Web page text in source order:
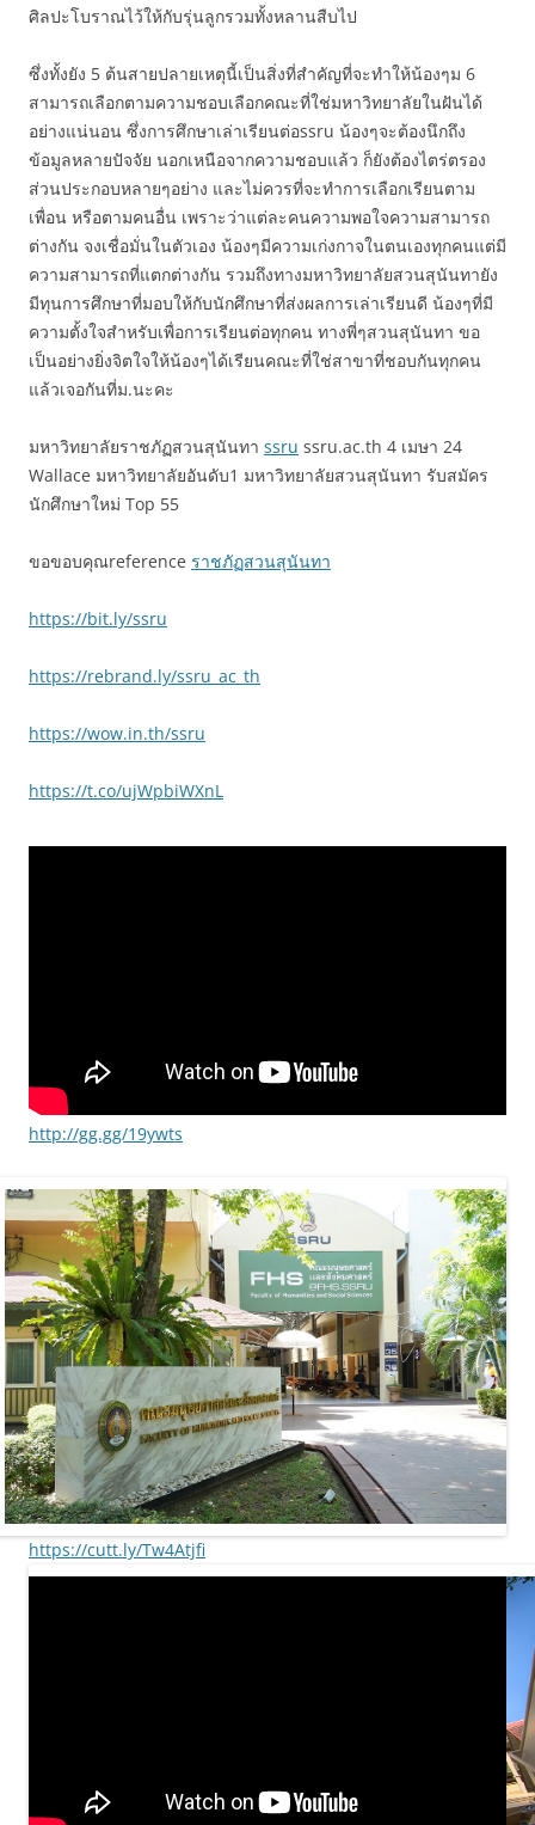
ศิลปะโบราณไว้ให้กับรุ่นลูกรวมทั้งหลานสืบไป
ซึ่งทั้งยัง 5 ต้นสายปลายเหตุนี้เป็นสิ่งที่สำคัญที่จะทำให้น้องๆม 6
สามารถเลือกตามความชอบเลือกคณะที่ใช่มหาวิทยาลัยในฝันได้
อย่างแน่นอน ซึ่งการศึกษาเล่าเรียนต่อssru น้องๆจะต้องนึกถึง
ข้อมูลหลายปัจจัย นอกเหนือจากความชอบแล้ว ก็ยังต้องไตร่ตรอง
ส่วนประกอบหลายๆอย่าง และไม่ควรที่จะทำการเลือกเรียนตาม
เพื่อน หรือตามคนอื่น เพราะว่าแต่ละคนความพอใจความสามารถ
ต่างกัน จงเชื่อมั่นในตัวเอง น้องๆมีความเก่งกาจในตนเองทุกคนแต่มี
ความสามารถที่แตกต่างกัน รวมถึงทางมหาวิทยาลัยสวนสุนันทายัง
มีทุนการศึกษาที่มอบให้กับนักศึกษาที่ส่งผลการเล่าเรียนดี น้องๆที่มี
ความตั้งใจสำหรับเพื่อการเรียนต่อทุกคน ทางพี่ๆสวนสุนันทา ขอ
เป็นอย่างยิ่งจิตใจให้น้องๆได้เรียนคณะที่ใช่สาขาที่ชอบกันทุกคน
แล้วเจอกันที่ม.นะคะ
มหาวิทยาลัยราชภัฏสวนสุนันทา ssru ssru.ac.th 4 เมษา 24
Wallace มหาวิทยาลัยอันดับ1 มหาวิทยาลัยสวนสุนันทา รับสมัคร
นักศึกษาใหม่ Top 55
ขอขอบคุณreference ราชภัฏสวนสุนันทา
https://bit.ly/ssru
https://rebrand.ly/ssru_ac_th
https://wow.in.th/ssru
https://t.co/ujWpbiWXnL
http://gg.gg/19ywts
https://cutt.ly/Tw4Atjfi